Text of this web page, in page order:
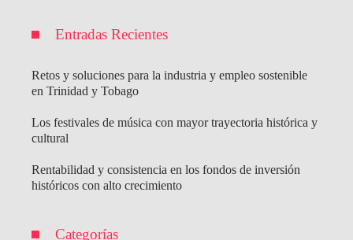
Entradas Recientes
Retos y soluciones para la industria y empleo sostenible
en Trinidad y Tobago
Los festivales de música con mayor trayectoria histórica y
cultural
Rentabilidad y consistencia en los fondos de inversión
históricos con alto crecimiento
Categorías